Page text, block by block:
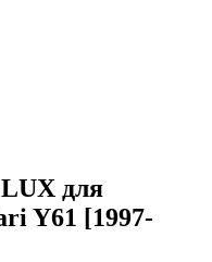
для
Y61 [1997-